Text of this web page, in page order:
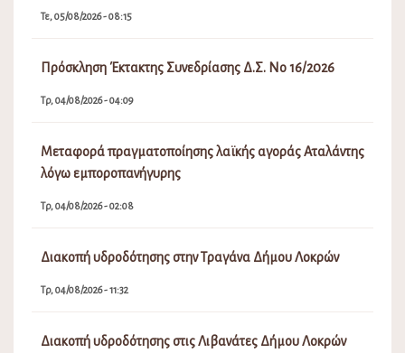
Τε, 05/08/2026 - 08:15
Πρόσκληση Έκτακτης Συνεδρίασης Δ.Σ. Νο 16/2026
Τρ, 04/08/2026 - 04:09
Μεταφορά πραγματοποίησης λαϊκής αγοράς Αταλάντης
λόγω εμποροπανήγυρης
Τρ, 04/08/2026 - 02:08
Διακοπή υδροδότησης στην Τραγάνα Δήμου Λοκρών
Τρ, 04/08/2026 - 11:32
Διακοπή υδροδότησης στις Λιβανάτες Δήμου Λοκρών